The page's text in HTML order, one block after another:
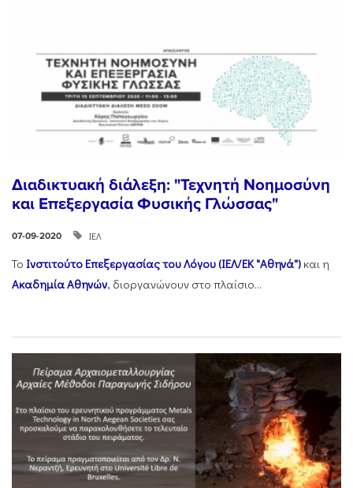
Διαδικτυακή διάλεξη: "Τεχνητή Νοημοσύνη
και Επεξεργασία Φυσικής Γλώσσας"
07-09-2020 ΙΕΛ
Το Ινστιτούτο Επεξεργασίας του Λόγου (ΙΕΛ/ΕΚ "Αθηνά") και η
Ακαδημία Αθηνών, διοργανώνουν στο πλαίσιο...